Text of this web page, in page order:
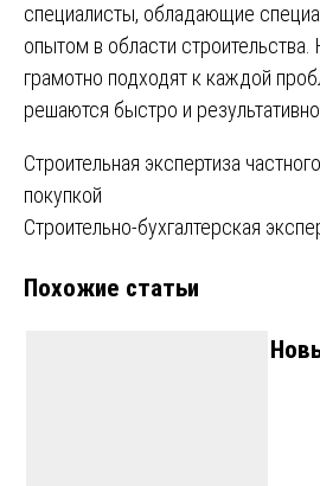
специалисты, обладающие
опытом в области
грамотно подходят к каждой
решаются быстро и
Навигация
по
Строительная экспертиза
покупкой
Строительно-бухгалтерская
Похожие статьи